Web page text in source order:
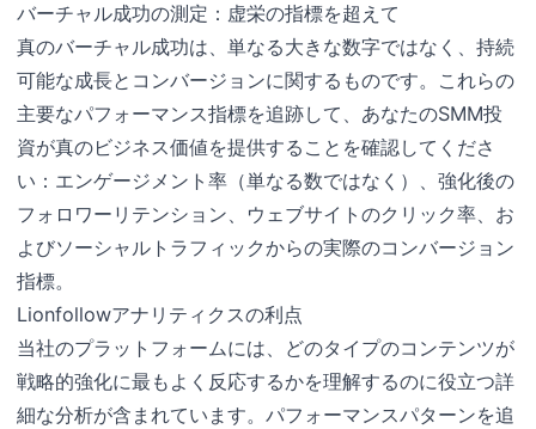
バーチャル成功の測定：虚栄の指標を超えて
真のバーチャル成功は、単なる大きな数字ではなく、持続
可能な成長とコンバージョンに関するものです。これらの
主要なパフォーマンス指標を追跡して、あなたのSMM投
資が真のビジネス価値を提供することを確認してくださ
い：エンゲージメント率（単なる数ではなく）、強化後の
フォロワーリテンション、ウェブサイトのクリック率、お
よびソーシャルトラフィックからの実際のコンバージョン
指標。
Lionfollowアナリティクスの利点
当社のプラットフォームには、どのタイプのコンテンツが
戦略的強化に最もよく反応するかを理解するのに役立つ詳
細な分析が含まれています。パフォーマンスパターンを追